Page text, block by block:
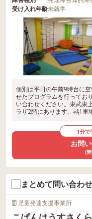
受け入れ年齢未就学
個別は平日の午前9時台に
せたプログラムを行ってお
い合わせください。東武東
ラザ2階にあります。※駐車
1分で
お問
(
まとめて問い合わ
児童発達支援事業所